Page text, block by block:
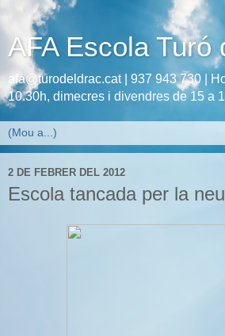
AFA Escola Turó
afa@turodeldrac.cat | 937 943 730 |
10.30h, dimecres i divendres de 15 a
2 DE FEBRER DEL 2012
Escola tancada per la neu